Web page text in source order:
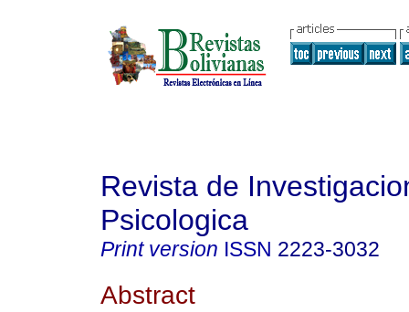
Revista de
Psicologica
Print version ISSN 2223-3032
Abstract